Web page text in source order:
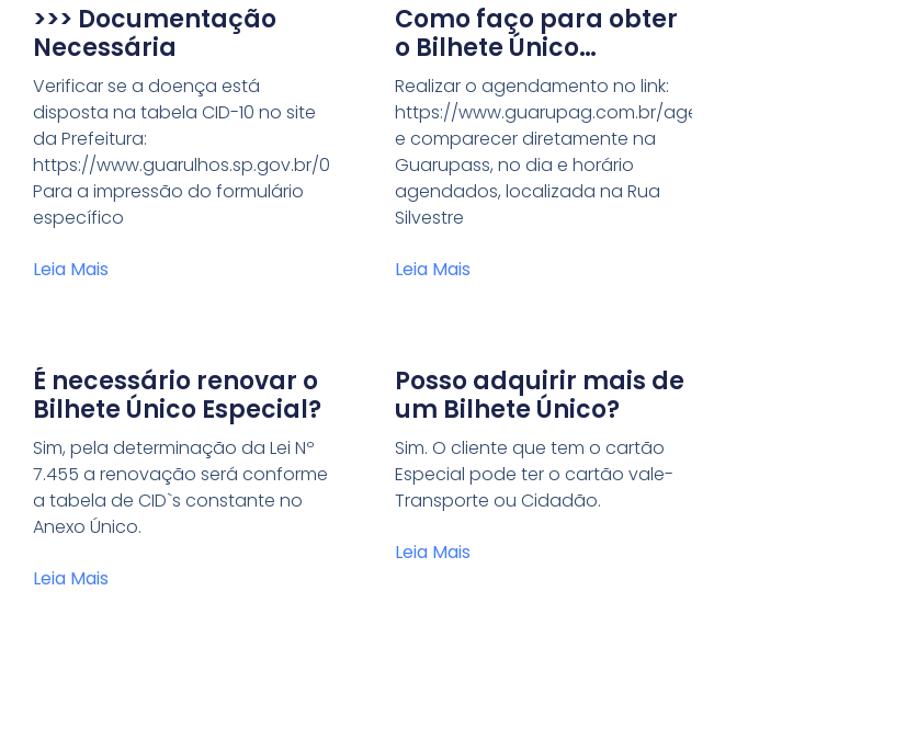
>>> Documentação
Necessária
Verificar se a doença está
disposta na tabela CID-10 no site
da Prefeitura:
https://www.guarulhos.sp.gov.br/06_prefeitura/leis/leis_download/07455lei.pdf
Para a impressão do formulário
específico
Leia Mais
Como faço para obter
o Bilhete Único
Especial?
Realizar o agendamento no link:
https://www.guarupag.com.br/agendas/formulario/2
e comparecer diretamente na
Guarupass, no dia e horário
agendados, localizada na Rua
Silvestre
Leia Mais
files/file/arquivos/33810decr.pdf)
É necessário renovar o
Bilhete Único Especial?
Sim, pela determinação da Lei Nº
7.455 a renovação será conforme
a tabela de CID`s constante no
Anexo Único.
Leia Mais
Posso adquirir mais de
um Bilhete Único?
Sim. O cliente que tem o cartão
Especial pode ter o cartão vale-
Transporte ou Cidadão.
Leia Mais